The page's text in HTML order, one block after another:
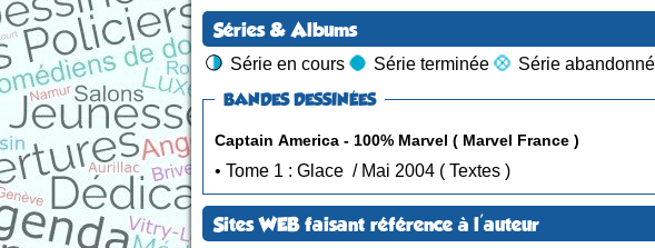
Séries & Albums
Série en cours Série terminée Série
BANDES DESSINÉES
Captain America - 100% Marvel ( Marvel France )
• Tome 1 : Glace / Mai 2004 ( Textes )
Sites WEB faisant référence à l'auteur